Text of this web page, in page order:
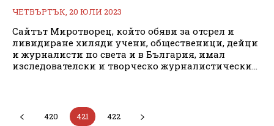
ЧЕТВЪРТЪК, 20 ЮЛИ 2023
Сайтът Миротворец, който обяви за отсрел и
ливидиране хиляди учени, общественици, дейци
и журналисти по света и в България, имал
изследователски и творческо журналистически...
420 421 422